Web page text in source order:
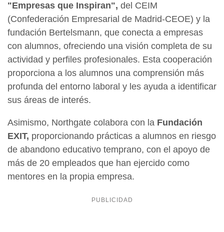
"Empresas que Inspiran", del CEIM
(Confederación Empresarial de Madrid-CEOE) y la
fundación Bertelsmann, que conecta a empresas
con alumnos, ofreciendo una visión completa de su
actividad y perfiles profesionales. Esta cooperación
proporciona a los alumnos una comprensión más
profunda del entorno laboral y les ayuda a identificar
sus áreas de interés.
Asimismo, Northgate colabora con la Fundación
EXIT, proporcionando prácticas a alumnos en riesgo
de abandono educativo temprano, con el apoyo de
más de 20 empleados que han ejercido como
mentores en la propia empresa.